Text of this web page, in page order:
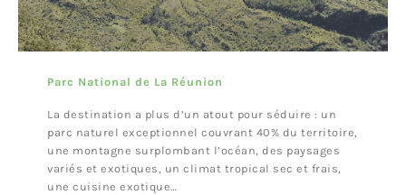
Parc National de La Réunion
La destination a plus d’un atout pour séduire : un
parc naturel exceptionnel couvrant 40% du territoire,
une montagne surplombant l’océan, des paysages
variés et exotiques, un climat tropical sec et frais,
une cuisine exotique…